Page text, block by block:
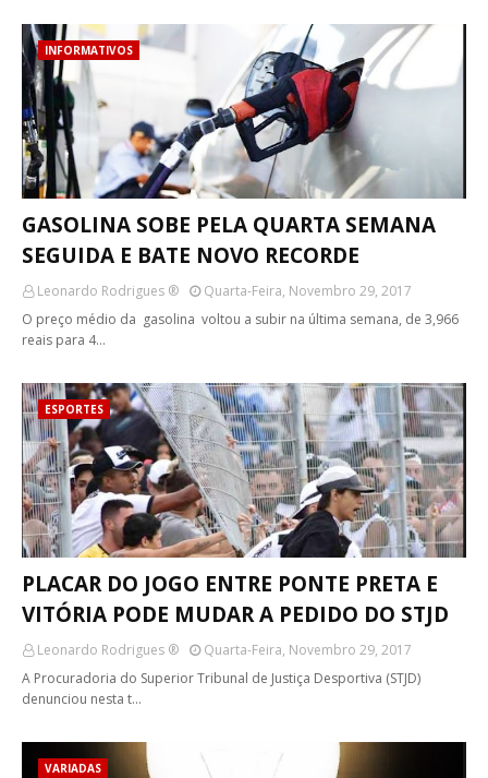
INFORMATIVOS
GASOLINA SOBE PELA QUARTA SEMANA
SEGUIDA E BATE NOVO RECORDE
Leonardo Rodrigues ®
Quarta-Feira, Novembro 29, 2017
O preço médio da gasolina voltou a subir na última semana, de 3,966
reais para 4…
ESPORTES
PLACAR DO JOGO ENTRE PONTE PRETA E
VITÓRIA PODE MUDAR A PEDIDO DO STJD
Leonardo Rodrigues ®
Quarta-Feira, Novembro 29, 2017
A Procuradoria do Superior Tribunal de Justiça Desportiva (STJD)
denunciou nesta t…
VARIADAS